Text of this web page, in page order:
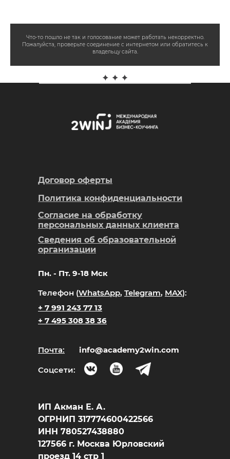
Что-то пошло не так и голосование может работать некорректно.
Пожалуйста, проверьте соединение с интернетом или обратитесь к
владельцу сайта.
Телефон (WhatsApp, Telegram, MAX):
+ 7 495 308 38 36
+ 7 991 243 77 13
Пн. - Пт. 9-18 Мск
ИП Акман Е. А.
ОГРНИП 317774600422566
ИНН 780527438880
127566 г. Москва Юрловский
проезд 14 стр 1
Договор оферты
Политика конфиденциальности
Согласие на обработку
персональных данных клиента
Почта: info@academy2win.com
Соцсети:
Сведения об образовательной
организации